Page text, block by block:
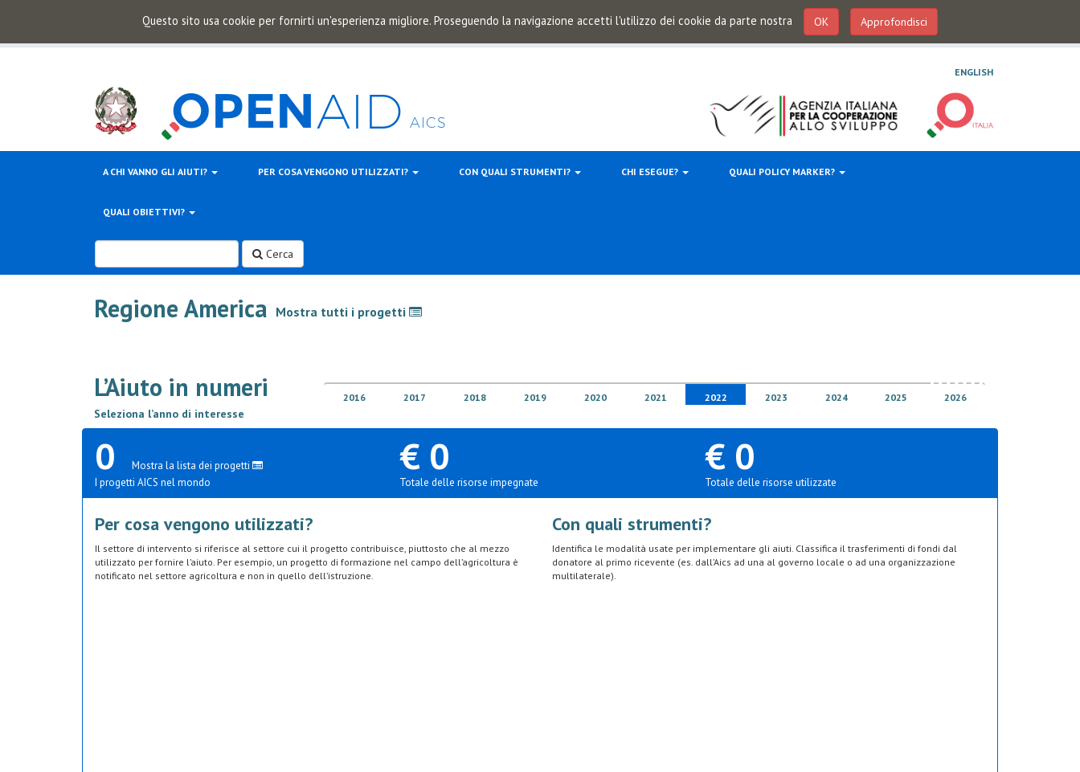
Questo sito usa cookie per fornirti un'esperienza migliore. Proseguendo la navigazione accetti l'utilizzo dei cookie da parte nostra OK Approfondisci
ENGLISH
A CHI VANNO GLI AIUTI? PER COSA VENGONO UTILIZZATI? CON QUALI STRUMENTI? CHI ESEGUE? QUALI POLICY MARKER?
QUALI OBIETTIVI?
Cerca
Regione America Mostra tutti i progetti
L’Aiuto in numeri
Seleziona l’anno di interesse
2016 2017 2018 2019 2020 2021 2022 2023 2024 2025 2026
0
Mostra la lista dei progetti
I progetti AICS nel mondo
€ 0
Totale delle risorse impegnate
€ 0
Totale delle risorse utilizzate
Per cosa vengono utilizzati?
Il settore di intervento si riferisce al settore cui il progetto contribuisce, piuttosto che al mezzo
utilizzato per fornire l’aiuto. Per esempio, un progetto di formazione nel campo dell’agricoltura è
notificato nel settore agricoltura e non in quello dell’istruzione.
Con quali strumenti?
Identifica le modalità usate per implementare gli aiuti. Classifica il trasferimenti di fondi dal
donatore al primo ricevente (es. dall’Aics ad una al governo locale o ad una organizzazione
multilaterale).